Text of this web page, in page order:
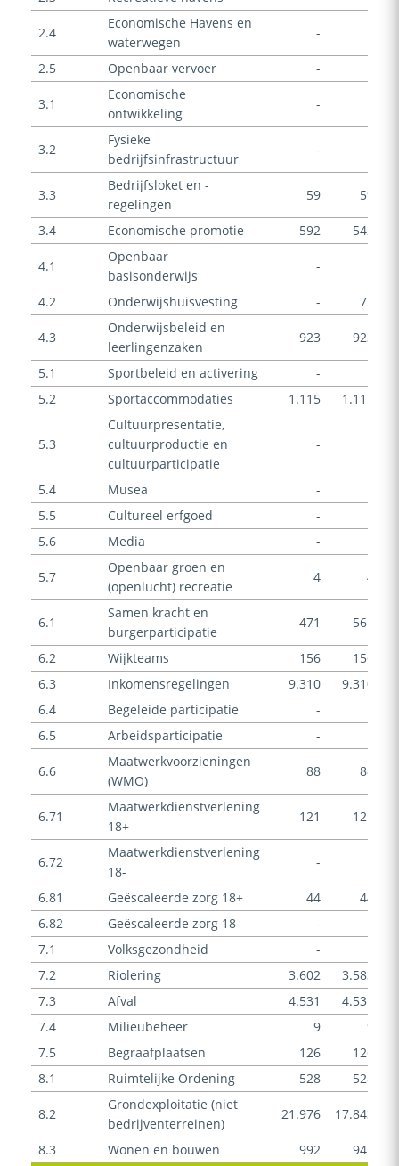
2.4
Economische Havens en
waterwegen
-
2.5 Openbaar vervoer -
3.1
Economische
ontwikkeling
-
3.2
Fysieke
bedrijfsinfrastructuur
-
3.3
Bedrijfsloket en -
regelingen
59 59
3.4 Economische promotie 592 542
4.1
Openbaar
basisonderwijs
-
4.2 Onderwijshuisvesting - 75
4.3
Onderwijsbeleid en
leerlingenzaken
923 923
5.1 Sportbeleid en activering -
5.2
Sportaccommodaties 1.115 1.115
5.3
Cultuurpresentatie,
cultuurproductie en
cultuurparticipatie
-
5.4 Musea -
5.5
Cultureel erfgoed -
5.6
Media -
5.7
Openbaar groen en
(openlucht) recreatie
4 4
6.1
Samen kracht en
burgerparticipatie
471 561
6.2 Wijkteams 156
156
6.3
Inkomensregelingen 9.310 9.310
6.4
Begeleide participatie -
6.5
Arbeidsparticipatie -
6.6
Maatwerkvoorzieningen
(WMO)
88 88
6.71
Maatwerkdienstverlening
18+
121 121
6.72
Maatwerkdienstverlening
18-
-
6.81 Geëscaleerde zorg 18+ 44
44
6.82
Geëscaleerde zorg 18- -
7.1
Volksgezondheid -
7.2
Riolering 3.602 3.583
7.3
Afval 4.531 4.531
7.4
Milieubeheer 9
9
7.5
Begraafplaatsen 126
126
8.1
Ruimtelijke Ordening 528 528
8.2
Grondexploitatie (niet
bedrijventerreinen)
21.976 17.843
8.3 Wonen en bouwen 992 947